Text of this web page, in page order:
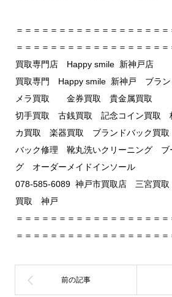
＝＝＝＝＝＝＝＝＝＝＝＝＝＝＝＝＝
＝＝＝＝＝＝＝＝＝＝＝＝＝＝＝＝＝＝
買取専門店 Happy smile 新神戸店
買取専門 Happy smile 新神戸 ブラ
メラ買取 金券買取 貴金属買取
切手買取 古銭買取 記念コイン買取
カ買取 楽器買取 ブランドバック買取
バック修理 靴丸洗いクリーニング ブ
グ オーダーメイドインソール
078-585-6089 神戸市買取店 三宮買
買取 神戸
＝＝＝＝＝＝＝＝＝＝＝＝＝＝＝＝＝
＝＝＝＝＝＝＝＝＝＝＝＝＝＝＝＝＝＝